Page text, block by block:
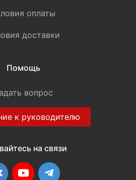
оплаты
доставки
Помощь
вопрос
к руководителю
на связи